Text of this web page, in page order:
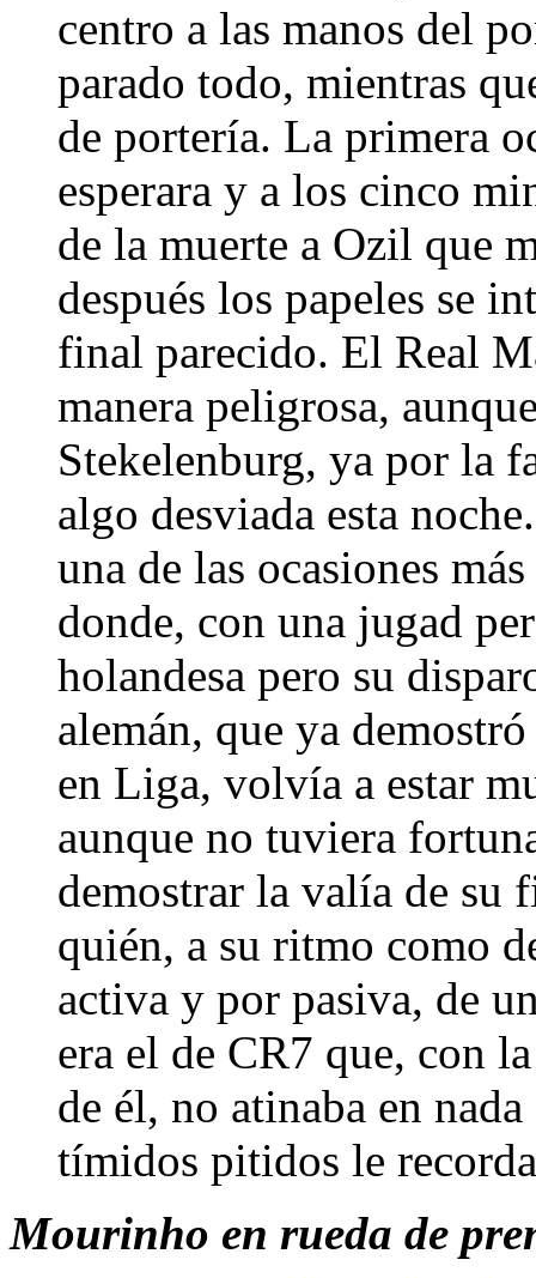
centro a las manos del
parado todo, mientras
de portería. La primera
esperara y a los cinco
de la muerte a Ozil que
después los papeles se
final parecido. El Real
manera peligrosa,
Stekelenburg, ya por la
algo desviada esta
una de las ocasiones
donde, con una jugad
holandesa pero su
alemán, que ya
en Liga, volvía a estar
aunque no tuviera
demostrar la valía de su
quién, a su ritmo como
activa y por pasiva, de
era el de CR7 que, con
de él, no atinaba en
tímidos pitidos le
Mourinho en rueda de